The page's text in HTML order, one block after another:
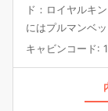
ド：ロイヤルキ
にはプルマンベ
キャビンコード: